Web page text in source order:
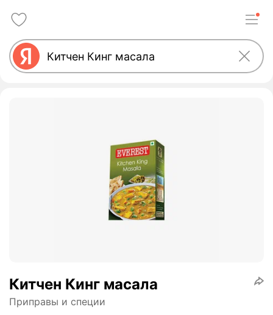
Китчен Кинг масала
Приправы и специи